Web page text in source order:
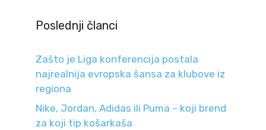
Poslednji članci
Zašto je Liga konferencija postala
najrealnija evropska šansa za klubove iz
regiona
Nike, Jordan, Adidas ili Puma – koji brend
za koji tip košarkaša